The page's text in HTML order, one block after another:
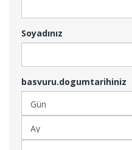
Soyadınız
basvuru.dogumtarihiniz